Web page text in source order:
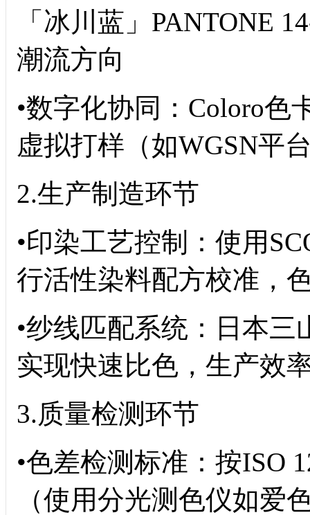
「冰川蓝」PANTONE
潮流方向
•数字化协同：Coloro色
虚拟打样（如WGSN平
2.生产制造环节
•印染工艺控制：使用
行活性染料配方校准，
•纱线匹配系统：日本
实现快速比色，生产效
3.质量检测环节
•色差检测标准：按ISO
（使用分光测色仪如爱